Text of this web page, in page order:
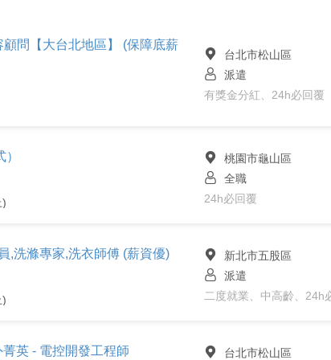
問【大台北地區】 (保障底薪
台北市松山區
派遣
有獎金分紅、24h必回覆
)
桃園市龜山區
全職
24h必回覆
,洗滌專家,洗衣師傅 (薪資優)
)
新北市五股區
派遣
二度就業、中高齡、24h
菁英 - 電控開發工程師 台北市松山區